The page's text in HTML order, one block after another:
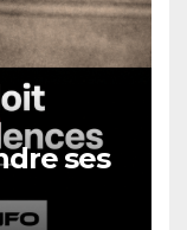
ses